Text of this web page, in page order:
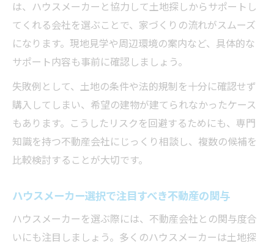
は、ハウスメーカーと協力して土地探しからサポートし
てくれる会社を選ぶことで、家づくりの流れがスムーズ
になります。現地見学や周辺環境の案内など、具体的な
サポート内容も事前に確認しましょう。
失敗例として、土地の条件や法的規制を十分に確認せず
購入してしまい、希望の建物が建てられなかったケース
もあります。こうしたリスクを回避するためにも、専門
知識を持つ不動産会社にじっくり相談し、複数の候補を
比較検討することが大切です。
ハウスメーカー選択で注目すべき不動産の関与
ハウスメーカーを選ぶ際には、不動産会社との関与度合
いにも注目しましょう。多くのハウスメーカーは土地探